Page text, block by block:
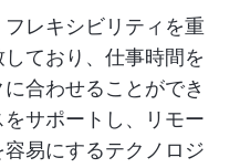
レキシビリティを重
ており、仕事時間を
合わせることができ
サポートし、リモー
易にするテクノロジ